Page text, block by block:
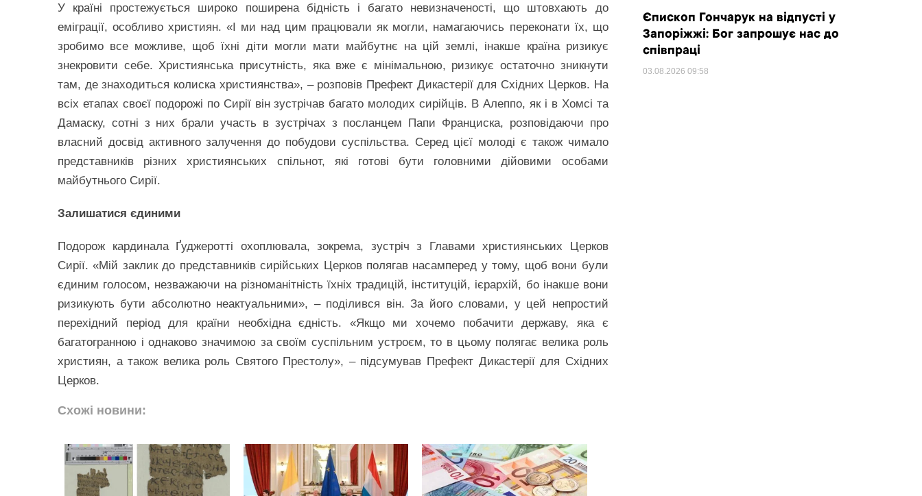
У країні простежується широко поширена бідність і багато невизначеності, що штовхають до
еміграції, особливо християн. «І ми над цим працювали як могли, намагаючись переконати їх, що
зробимо все можливе, щоб їхні діти могли мати майбутнє на цій землі, інакше країна ризикує
знекровити себе. Християнська присутність, яка вже є мінімальною, ризикує остаточно зникнути
там, де знаходиться колиска християнства», – розповів Префект Дикастерії для Східних Церков. На
всіх етапах своєї подорожі по Сирії він зустрічав багато молодих сирійців. В Алеппо, як і в Хомсі та
Дамаску, сотні з них брали участь в зустрічах з посланцем Папи Франциска, розповідаючи про
власний досвід активного залучення до побудови суспільства. Серед цієї молоді є також чимало
представників різних християнських спільнот, які готові бути головними дійовими особами
майбутнього Сирії.
Залишатися єдиними
Подорож кардинала Ґуджеротті охоплювала, зокрема, зустріч з Главами християнських Церков
Сирії. «Мій заклик до представників сирійських Церков полягав насамперед у тому, щоб вони були
єдиним голосом, незважаючи на різноманітність їхніх традицій, інституцій, ієрархій, бо інакше вони
ризикують бути абсолютно неактуальними», – поділився він. За його словами, у цей непростий
перехідний період для країни необхідна єдність. «Якщо ми хочемо побачити державу, яка є
багатогранною і однаково значимою за своїм суспільним устроєм, то в цьому полягає велика роль
християн, а також велика роль Святого Престолу», – підсумував Префект Дикастерії для Східних
Церков.
Схожі новини:
Єпископ Гончарук на відпусті у
Запоріжжі: Бог запрошує нас до
співпраці
03.08.2026 09:58